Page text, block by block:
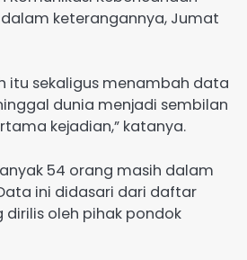
dalam keterangannya, Jumat
itu sekaligus menambah data
dunia menjadi sembilan
kejadian,” katanya.
54 orang masih dalam
ini didasari dari daftar
dirilis oleh pihak pondok